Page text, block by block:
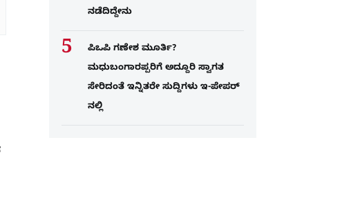
ನಡೆದಿದ್ದೇನು
ಪಿಒಪಿ ಗಣೇಶ ಮೂರ್ತಿ?
ಮಧುಬಂಗಾರಪ್ಪರಿಗೆ ಅದ್ದೂರಿ ಸ್ವಾಗತ
ಸೇರಿದಂತೆ ಇನ್ನಿತರೇ ಸುದ್ದಿಗಳು ಇ-ಪೇಪರ್​
ನಲ್ಲಿ